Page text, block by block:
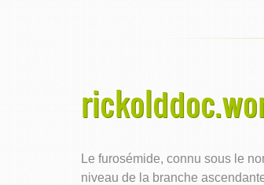
Le furosémide, connu sous le
niveau de la branche